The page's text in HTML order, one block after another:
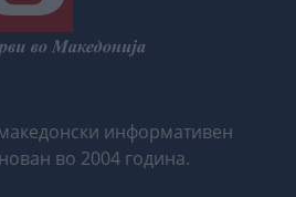
информативен
во 2004 година.